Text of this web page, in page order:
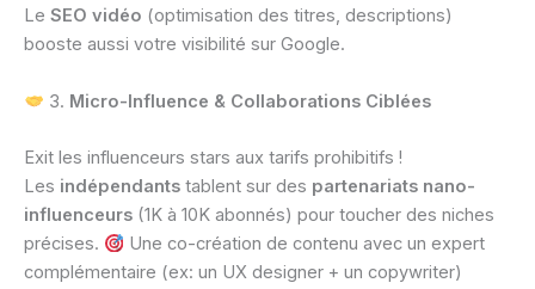
Le SEO vidéo (optimisation des titres, descriptions)
booste aussi votre visibilité sur Google.
3. Micro-Influence & Collaborations Ciblées
Exit les influenceurs stars aux tarifs prohibitifs !
Les indépendants tablent sur des partenariats nano-
influenceurs (1K à 10K abonnés) pour toucher des niches
précises.
Une co-création de contenu avec un expert
complémentaire (ex: un UX designer + un copywriter)